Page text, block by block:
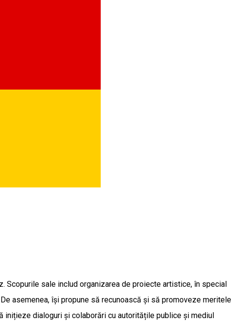
Scopurile sale includ organizarea de proiecte artistice, în special
asemenea, își propune să recunoască și să promoveze meritele
dialoguri și colaborări cu autoritățile publice și mediul